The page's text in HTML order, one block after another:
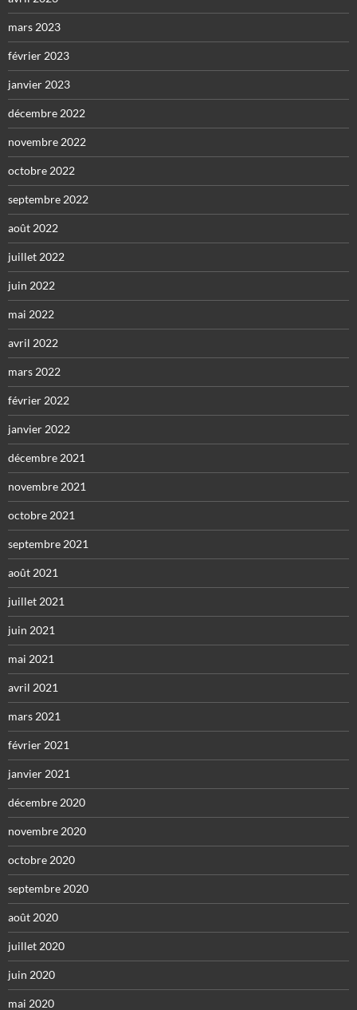
mars 2023
février 2023
janvier 2023
décembre 2022
novembre 2022
octobre 2022
septembre 2022
août 2022
juillet 2022
juin 2022
mai 2022
avril 2022
mars 2022
février 2022
janvier 2022
décembre 2021
novembre 2021
octobre 2021
septembre 2021
août 2021
juillet 2021
juin 2021
mai 2021
avril 2021
mars 2021
février 2021
janvier 2021
décembre 2020
novembre 2020
octobre 2020
septembre 2020
août 2020
juillet 2020
juin 2020
mai 2020